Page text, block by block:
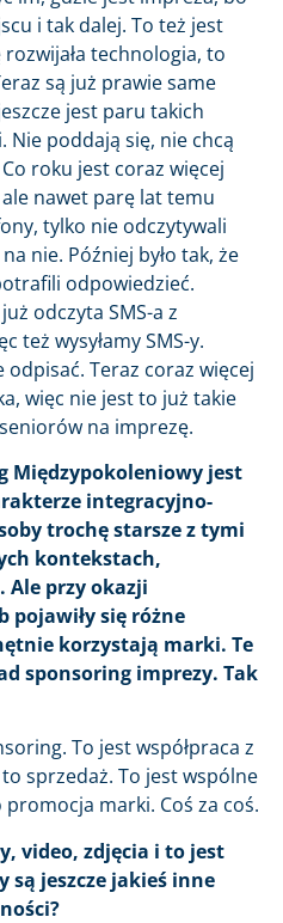
i tak dalej. To też jest
technologia, to
są już prawie same
jest paru takich
poddają się, nie chcą
roku jest coraz więcej
nawet parę lat temu
tylko nie odczytywali
nie. Później było tak, że
odpowiedzieć.
odczyta SMS-a z
też wysyłamy SMS-y.
Teraz coraz więcej
więc nie jest to już takie
na imprezę.
Międzypokoleniowy jest
integracyjno-
trochę starsze z tymi
kontekstach,
Ale przy okazji
pojawiły się różne
korzystają marki. Te
sponsoring imprezy. Tak
To jest współpraca z
sprzedaż. To jest wspólne
marki. Coś za coś.
video, zdjęcia i to jest
są jeszcze jakieś inne